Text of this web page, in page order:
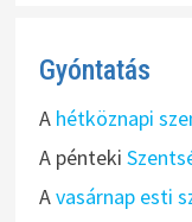
Gyóntatás
A hétköznapi
A pénteki
Avasárnap esti